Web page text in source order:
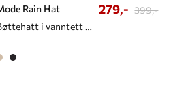
Rain Hat
Bøttehatt i vanntett materiale
279,- 399,-